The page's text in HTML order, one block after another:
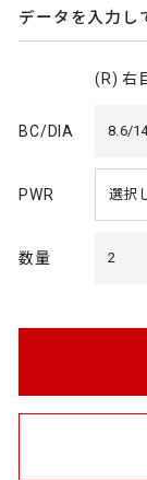
r
r
t
i
データを入力し
(R) 右
BC/DIA 8.6/
PWR
数量 2